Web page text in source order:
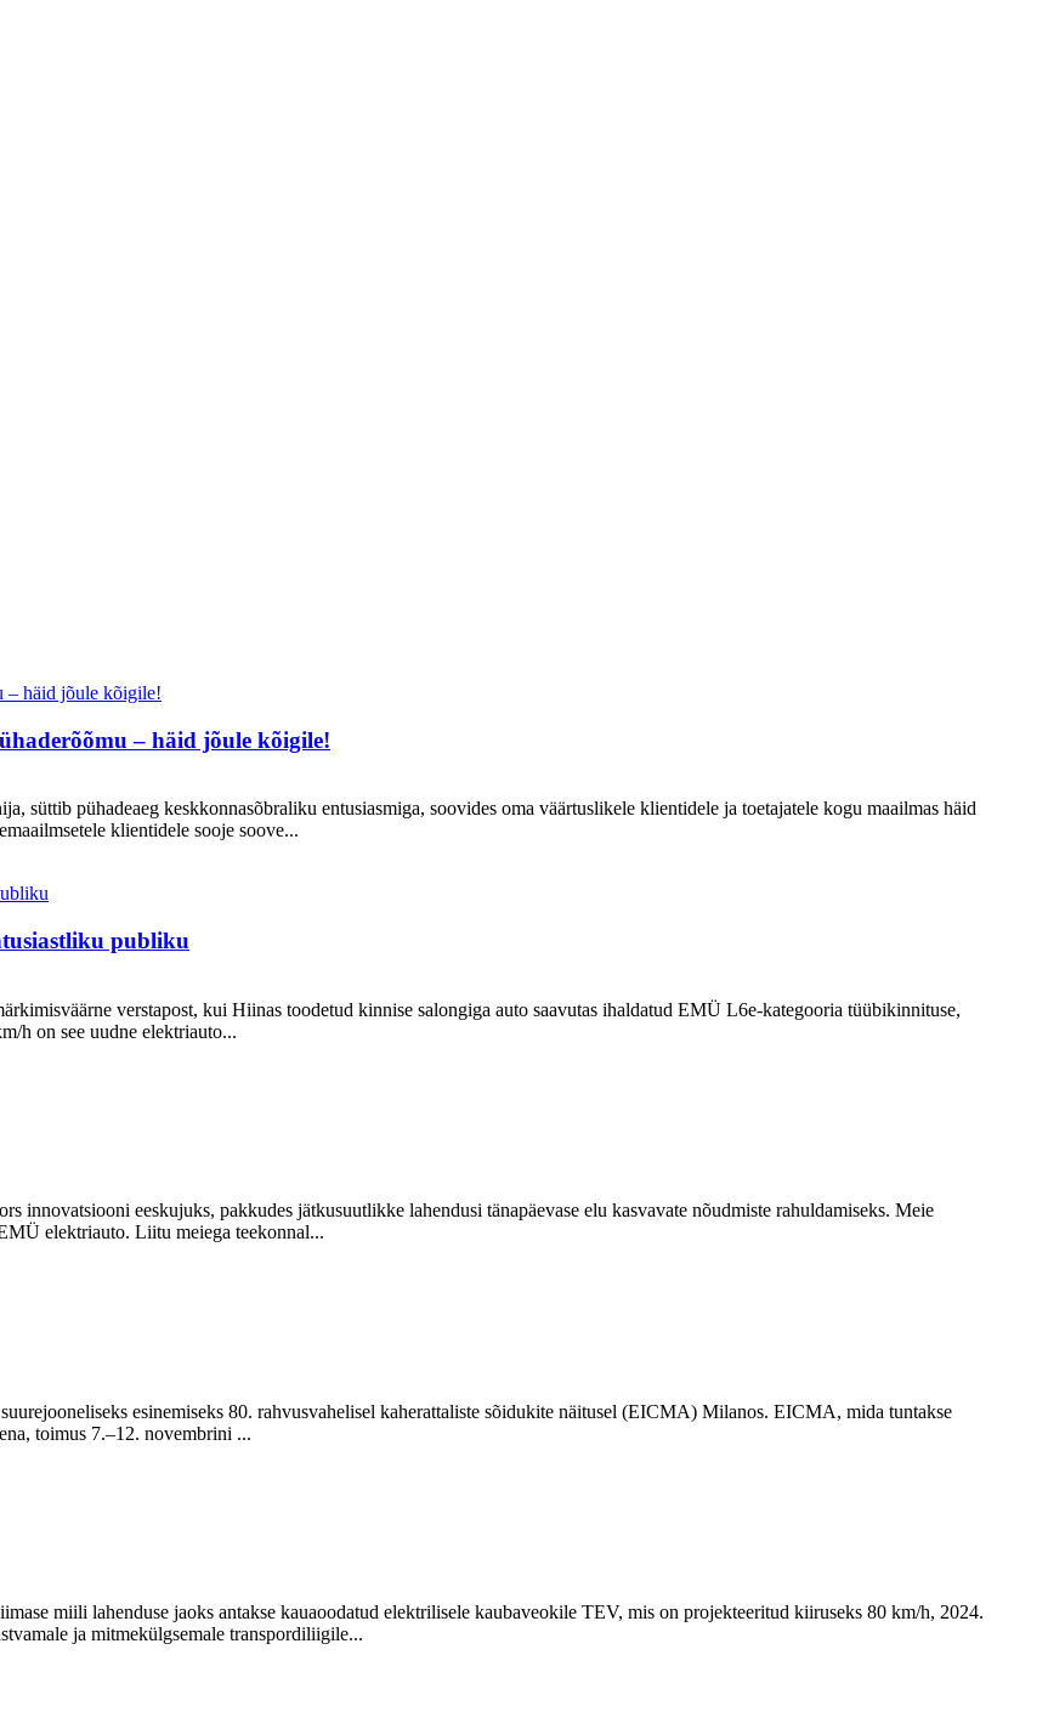
– häid jõule kõigile!
süttib pühadeaeg keskkonnasõbraliku entusiasmiga, soovides oma väärtuslikele klientidele ja toetajatele kogu maailmas häid
klientidele sooje soove...
publiku
verstapost, kui Hiinas toodetud kinnise salongiga auto saavutas ihaldatud EMÜ L6e-kategooria tüübikinnituse,
h on see uudne elektriauto...
innovatsiooni eeskujuks, pakkudes jätkusuutlikke lahendusi tänapäevase elu kasvavate nõudmiste rahuldamiseks. Meie
elektriauto. Liitu meiega teekonnal...
esinemiseks 80. rahvusvahelisel kaherattaliste sõidukite näitusel (EICMA) Milanos. EICMA, mida tuntakse
toimus 7.–12. novembrini ...
miili lahenduse jaoks antakse kauaoodatud elektrilisele kaubaveokile TEV, mis on projekteeritud kiiruseks 80 km/h, 2024.
ja mitmekülgsemale transpordiliigile...